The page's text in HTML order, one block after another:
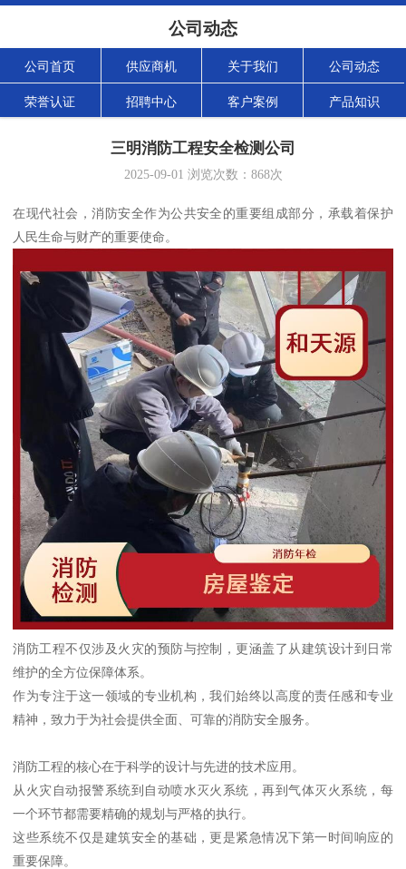
公司动态
公司首页 供应商机 关于我们 公司动态
荣誉认证 招聘中心 客户案例 产品知识
三明消防工程安全检测公司
2025-09-01 浏览次数： 868次
在现代社会，消防安全作为公共安全的重要组成部分，承载着保护
人民生命与财产的重要使命。
消防工程不仅涉及火灾的预防与控制，更涵盖了从建筑设计到日常
维护的全方位保障体系。
作为专注于这一领域的专业机构，我们始终以高度的责任感和专业
精神，致力于为社会提供全面、可靠的消防安全服务。
消防工程的核心在于科学的设计与先进的技术应用。
从火灾自动报警系统到自动喷水灭火系统，再到气体灭火系统，每
一个环节都需要精确的规划与严格的执行。
这些系统不仅是建筑安全的基础，更是紧急情况下第一时间响应的
重要保障。